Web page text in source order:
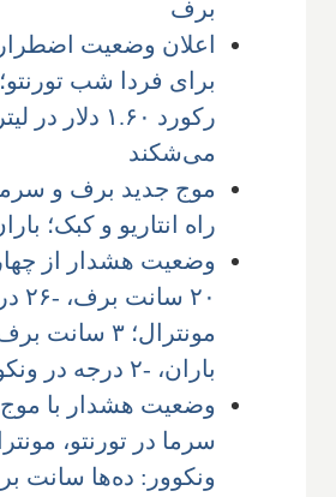
برف
برای فردا شب
رکورد ۱.۶۰ دلار
می‌شکند
راه انتاریو و کبک؛
وضعیت هشدار از
۲۰
باران، -۲ درجه در ونکوور
وضعیت هشدار با
سرما در تورنتو،
ونکوور: ده‌ها سانت